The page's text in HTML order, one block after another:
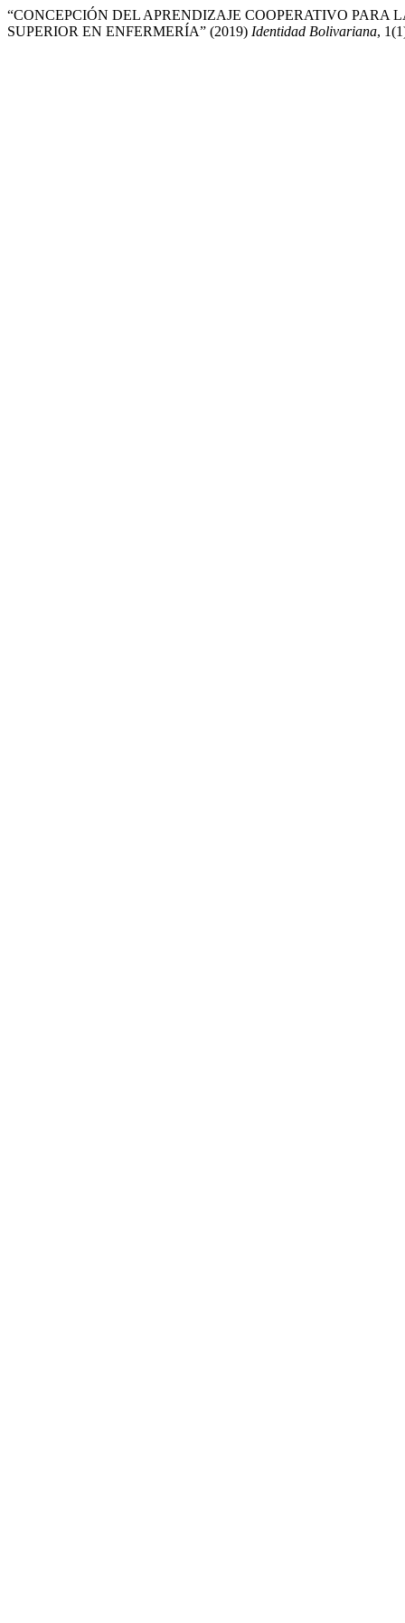
“CONCEPCIÓN DEL APRENDIZAJE COOPERATIVO PARA
SUPERIOR EN ENFERMERÍA” (2019) Identidad Bolivariana,